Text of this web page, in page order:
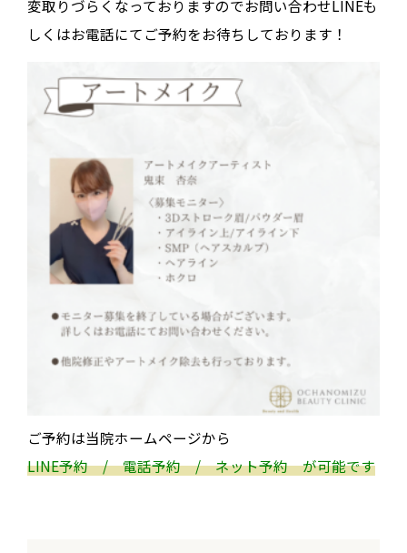
変取りづらくなっておりますのでお問い合わせLINEも
しくはお電話にてご予約をお待ちしております！
ご予約は当院ホームページから
LINE予約 / 電話予約 / ネット予約 が可能です